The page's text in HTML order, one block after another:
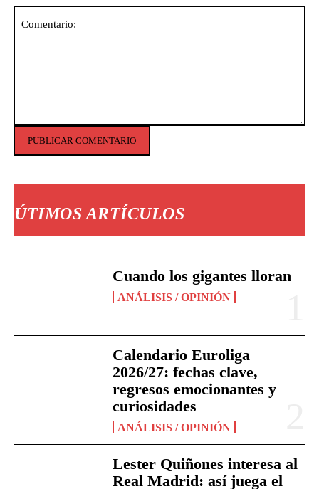
ÚTIMOS ARTÍCULOS
Cuando los gigantes lloran
ANÁLISIS / OPINIÓN
Calendario Euroliga
2026/27: fechas clave,
regresos emocionantes y
curiosidades
ANÁLISIS / OPINIÓN
Lester Quiñones interesa al
Real Madrid: así juega el